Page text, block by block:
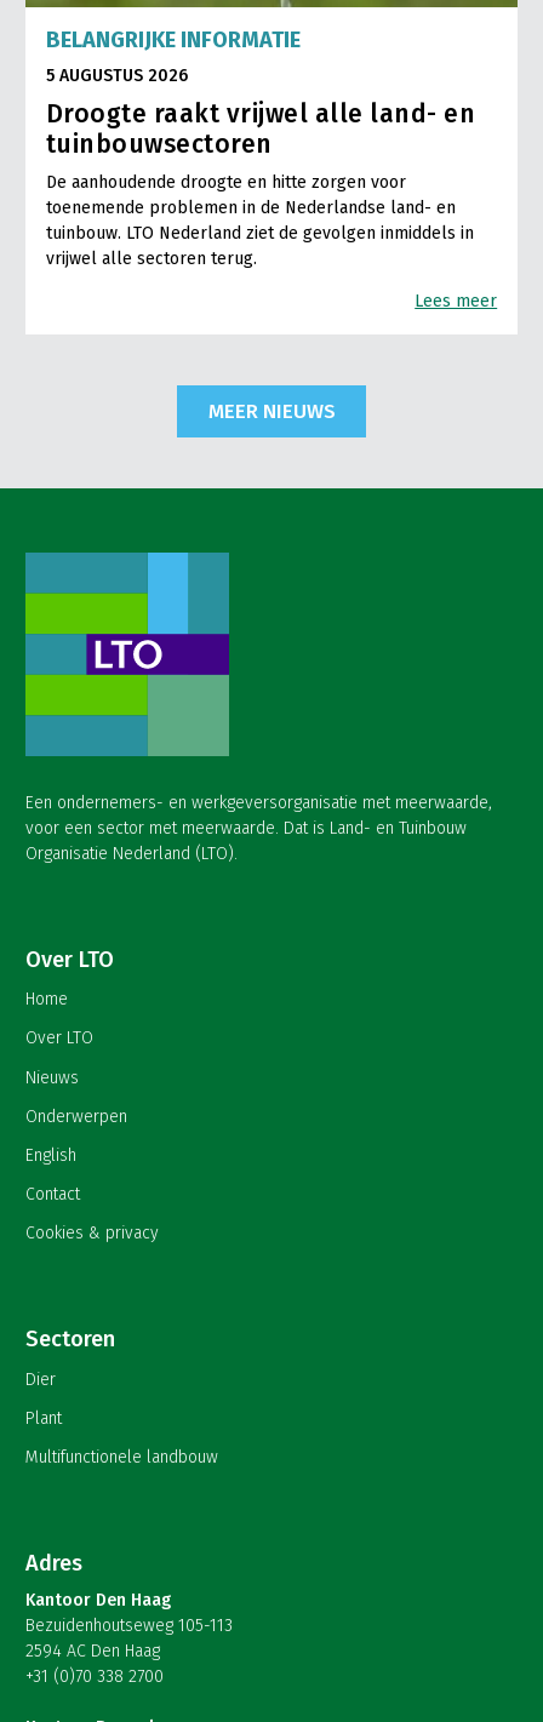
BELANGRIJKE INFORMATIE
5 AUGUSTUS 2026
Droogte raakt vrijwel alle land- en
tuinbouwsectoren
De aanhoudende droogte en hitte zorgen voor
toenemende problemen in de Nederlandse land- en
tuinbouw. LTO Nederland ziet de gevolgen inmiddels in
vrijwel alle sectoren terug.
Lees meer
MEER NIEUWS
Een ondernemers- en werkgeversorganisatie met meerwaarde,
voor een sector met meerwaarde. Dat is Land- en Tuinbouw
Organisatie Nederland (LTO).
Over LTO
Home
Over LTO
Nieuws
Onderwerpen
English
Contact
Cookies & privacy
Sectoren
Dier
Plant
Multifunctionele landbouw
Adres
Kantoor Den Haag
Bezuidenhoutseweg 105-113
2594 AC Den Haag
+31 (0)70 338 2700